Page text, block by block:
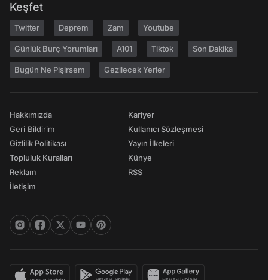
Keşfet
Twitter Deprem Zam Youtube
Günlük Burç Yorumları A101 Tiktok Son Dakika
Bugün Ne Pişirsem Gezilecek Yerler
Hakkımızda
Geri Bildirim
Gizlilik Politikası
Topluluk Kuralları
Reklam
İletişim
Kariyer
Kullanıcı Sözleşmesi
Yayın İlkeleri
Künye
RSS